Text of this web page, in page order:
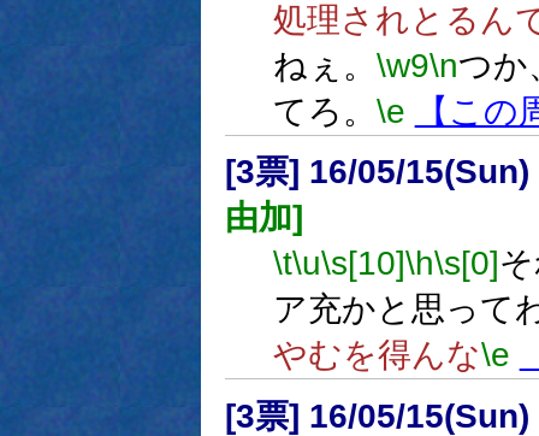
処理されとるん
ねぇ。 \w9\nつか
てろ。 \e
【この
[3票] 16/05/
由加]
\t\u\s[10]\h\s[0]
ア充かと思って
やむを得んな\e
[3票] 16/05/